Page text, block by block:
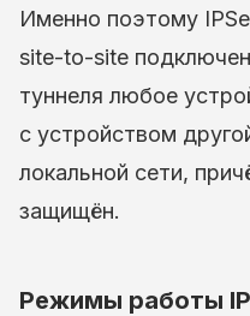
Именно поэтому
site-to-site
туннеля любое
с устройством
локальной сети,
защищён.
Режимы работы